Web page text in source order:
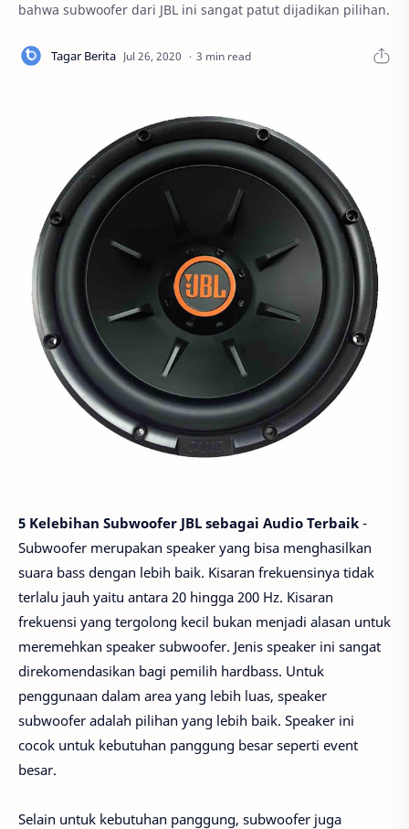
bahwa subwoofer dari JBL ini sangat patut dijadikan pilihan.
3 min read
5 Kelebihan Subwoofer JBL sebagai Audio Terbaik -
Subwoofer merupakan speaker yang bisa menghasilkan
suara bass dengan lebih baik. Kisaran frekuensinya tidak
terlalu jauh yaitu antara 20 hingga 200 Hz. Kisaran
frekuensi yang tergolong kecil bukan menjadi alasan untuk
meremehkan speaker subwoofer. Jenis speaker ini sangat
direkomendasikan bagi pemilih hardbass. Untuk
penggunaan dalam area yang lebih luas, speaker
subwoofer adalah pilihan yang lebih baik. Speaker ini
cocok untuk kebutuhan panggung besar seperti event
besar.
Selain untuk kebutuhan panggung, subwoofer juga